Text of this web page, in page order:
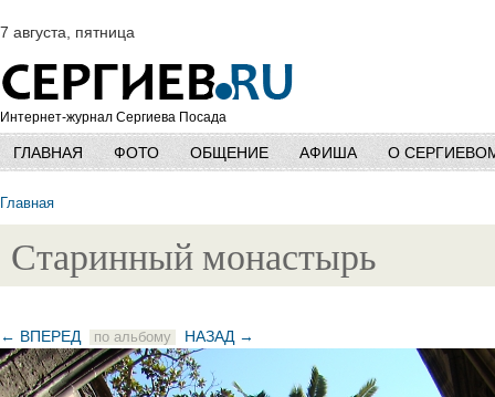
7 августа, пятница
Интернет-журнал Сергиева Посада
ГЛАВНАЯ ФОТО ОБЩЕНИЕ АФИША О
Главная
Старинный монастырь
← ВПЕРЕД по альбому НАЗАД →